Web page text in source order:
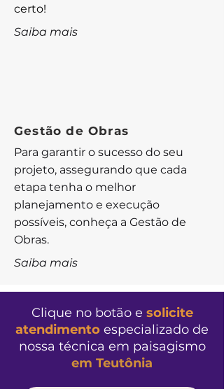
certo!
Saiba mais
Gestão de Obras
Para garantir o sucesso do seu
projeto, assegurando que cada
etapa tenha o melhor
planejamento e execução
possíveis, conheça a Gestão de
Obras.
Saiba mais
Clique no botão e solicite
atendimento especializado de
nossa técnica em paisagismo
em Teutônia